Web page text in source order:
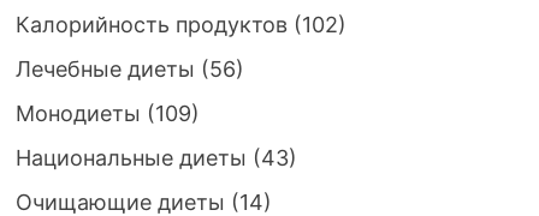
Калорийность продуктов(102)
Лечебные диеты (56)
Монодиеты (109)
Национальные диеты (43)
Очищающие диеты (14)